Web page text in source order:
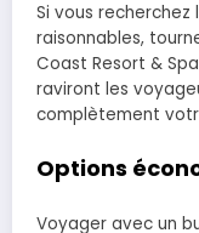
Si vous
raisonnables,
Coast Resort &
raviront les
complètement
Options
Voyager avec un